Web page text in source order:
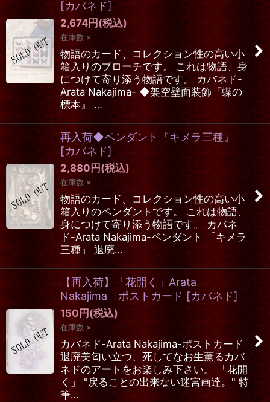
[カバネド]
2,674円 (税込)
在庫数 ×
物語のカード、コレクション性の高い小
箱入りのブローチです。 これは物語、身
につけて寄り添う物語です。 カバネド-
Arata Nakajima- ◆架空壁面装飾『蝶の
標本』 …
再入荷◆ペンダント『キメラ三種』
[カバネド]
2,880 円 (税込)
在庫数 ×
物語のカード、コレクション性の高い小
箱入りのペンダントです。 これは物語、
身につけて寄り添う物語です。 カバネ
ド-Arata Nakajima-ペンダント 「キメラ
三種」 退廃…
【再入荷】「花開く」Arata
Nakajima ポストカード [カバネド]
150 円 (税込)
在庫数 ×
カバネド-Arata Nakajima-ポストカード
退廃美匂い立つ、死してなお生薫るカバ
ネドのアートをお楽しみ下さい。 「花開
く」 "戻ることの出来ない迷宮画達。" 特
筆…